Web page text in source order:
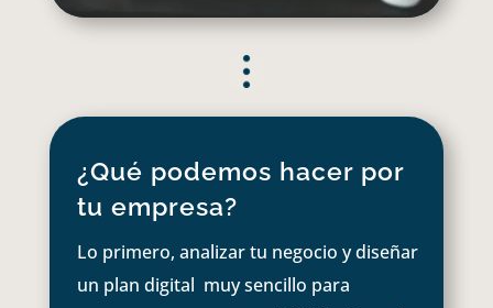
¿Qué podemos hacer por
tu empresa?
Lo primero, analizar tu negocio y diseñar
un plan digital muy sencillo para